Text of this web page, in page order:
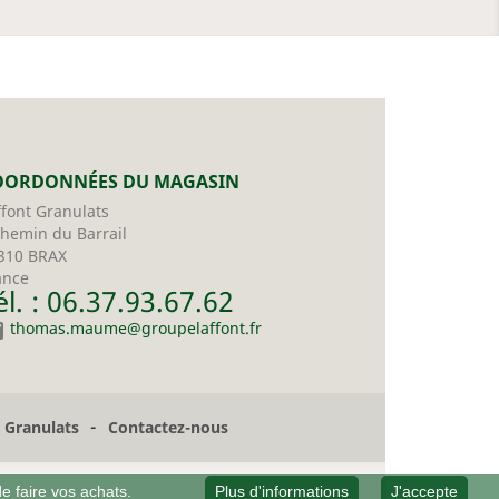
DU MAGASIN
Granulats
du Barrail
BRAX
: 06.37.93.67.62
thomas.maume@groupelaffont.fr
- Contactez-nous
faire vos achats. Plus d'informations J'accepte